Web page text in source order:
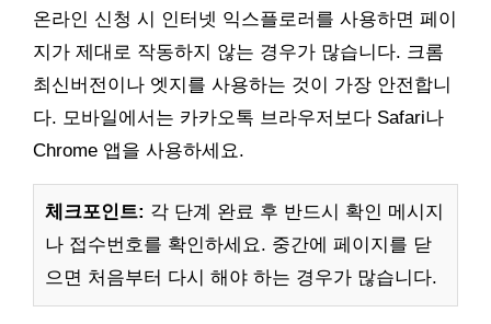
온라인 신청 시 인터넷 익스플로러를 사용하면 페이
지가 제대로 작동하지 않는 경우가 많습니다. 크롬
최신버전이나 엣지를 사용하는 것이 가장 안전합니
다. 모바일에서는 카카오톡 브라우저보다 Safari나
Chrome 앱을 사용하세요.
체크포인트: 각 단계 완료 후 반드시 확인 메시지
나 접수번호를 확인하세요. 중간에 페이지를 닫
으면 처음부터 다시 해야 하는 경우가 많습니다.